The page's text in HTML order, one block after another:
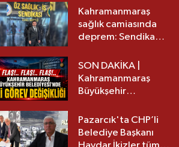
Kahramanmaraş
sağlık camiasında
deprem: Sendika
SON DAKİKA |
Kahramanmaraş
Büyükşehir
görev değişikliği!
Pazarcık'ta CHP’li
Belediye Başkanı